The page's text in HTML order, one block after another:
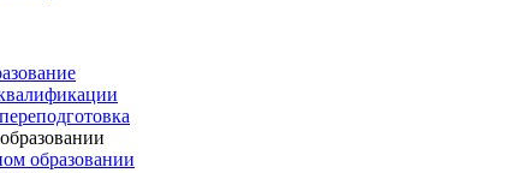
образовании